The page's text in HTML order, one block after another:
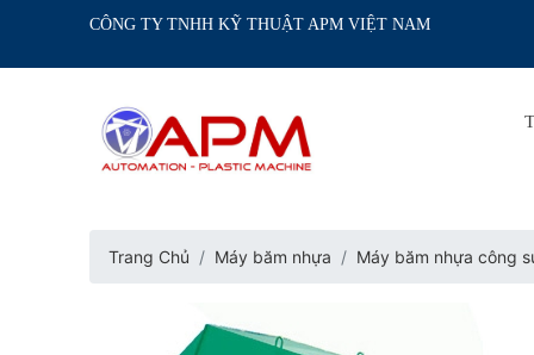
CÔNG TY TNHH KỸ THUẬT APM VIỆT NAM
Trang Chủ Máy băm nhựa Máy băm nhựa công